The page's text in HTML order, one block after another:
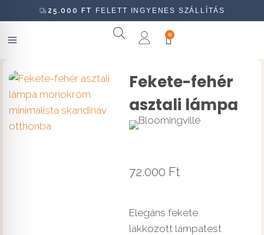
25.000 FT FELETT INGYENES SZÁLLÍTÁS
0
Fekete-fehér
asztali lámpa
72.000 Ft
Elegáns fekete
lakkozott lámpatest